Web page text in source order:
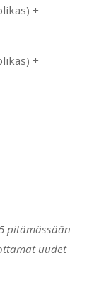
+
+
pitämässään
uudet